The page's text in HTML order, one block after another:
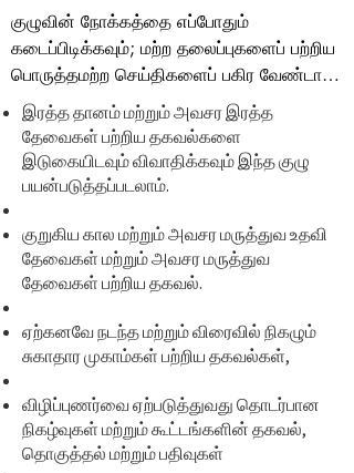
குழுவின் நோக்கத்தை எப்போதும்
கடைப்பிடிக்கவும்; மற்ற தலைப்புகளைப் பற்றிய
பொருத்தமற்ற செய்திகளைப் பகிர வேண்டாம்.
வரவேற்கத்தக்க சூழலை உருவாக்க நாம்
அனைவரும் ஒன்றாக இருக்கிறோம்.
அனைவரையும் மரியாதையுடன் நடத்துவோம்.
இரத்த தானம் மற்றும் அவசர இரத்த
தேவைகள் பற்றிய தகவல்களை
இடுகையிடவும் விவாதிக்கவும் இந்த குழு
பயன்படுத்தப்படலாம்.
குறுகிய கால மற்றும் அவசர மருத்துவ உதவி
தேவைகள் மற்றும் அவசர மருத்துவ
தேவைகள் பற்றிய தகவல்.
ஏற்கனவே நடந்த மற்றும் விரைவில் நிகழும்
சுகாதார முகாம்கள் பற்றிய தகவல்கள்,
விழிப்புணர்வை ஏற்படுத்துவது தொடர்பான
நிகழ்வுகள் மற்றும் கூட்டங்களின் தகவல்,
தொகுத்தல் மற்றும் பதிவுகள்